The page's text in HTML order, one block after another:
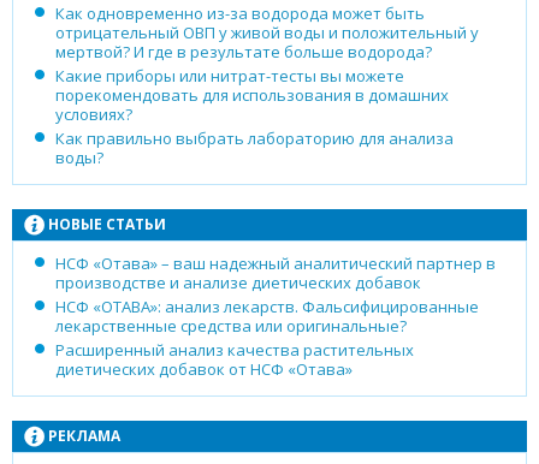
Как одновременно из-за водорода может быть
отрицательный ОВП у живой воды и положительный у
мертвой? И где в результате больше водорода?
Какие приборы или нитрат-тесты вы можете
порекомендовать для использования в домашних
условиях?
Как правильно выбрать лабораторию для анализа
воды?
НОВЫЕ СТАТЬИ
НСФ «Отава» – ваш надежный аналитический партнер в
производстве и анализе диетических добавок
НСФ «ОТАВА»: анализ лекарств. Фальсифицированные
лекарственные средства или оригинальные?
Расширенный анализ качества растительных
диетических добавок от НСФ «Отава»
РЕКЛАМА